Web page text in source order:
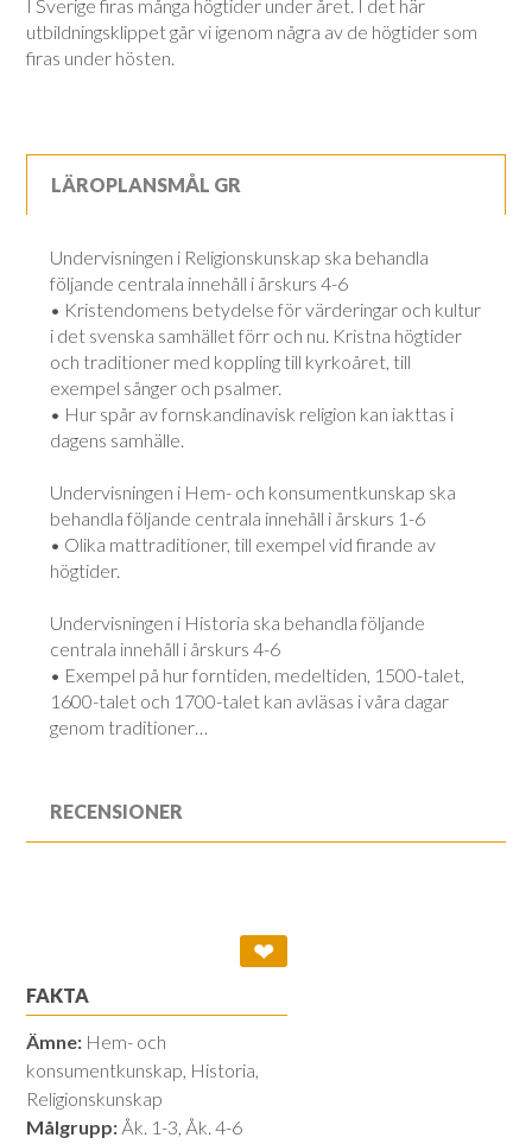
I Sverige firas många högtider under året. I det här
utbildningsklippet går vi igenom några av de högtider som
firas under hösten.
LÄROPLANSMÅL GR
Undervisningen i Religionskunskap ska behandla
följande centrala innehåll i årskurs 4-6
• Kristendomens betydelse för värderingar och kultur
i det svenska samhället förr och nu. Kristna högtider
och traditioner med koppling till kyrkoåret, till
exempel sånger och psalmer.
• Hur spår av fornskandinavisk religion kan iakttas i
dagens samhälle.
Undervisningen i Hem- och konsumentkunskap ska
behandla följande centrala innehåll i årskurs 1-6
• Olika mattraditioner, till exempel vid firande av
högtider.
Undervisningen i Historia ska behandla följande
centrala innehåll i årskurs 4-6
• Exempel på hur forntiden, medeltiden, 1500-talet,
1600-talet och 1700-talet kan avläsas i våra dagar
genom traditioner…
RECENSIONER
❤
FAKTA
Ämne: Hem- och
konsumentkunskap, Historia,
Religionskunskap
Målgrupp: Åk. 1-3, Åk. 4-6